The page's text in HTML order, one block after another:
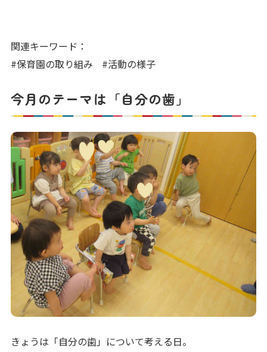
写真販売サービス
各種書類
よくあるご質問
保育園に関するお問い合わせ
プライバシーポリシー サイトのご利用について
サイトマップ ニチイ学館オフィシャルサイト
関連キーワード：
#保育園の取り組み
#活動の様子
今月のテーマは「自分の歯」
きょうは「自分の歯」について考える日。